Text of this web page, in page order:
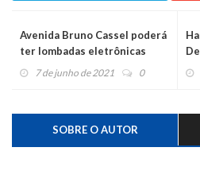
Avenida Bruno Cassel poderá
ter lombadas eletrônicas
7 de junho de 2021 0
SOBRE O AUTOR